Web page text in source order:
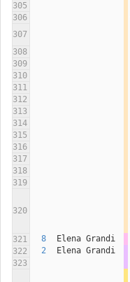
305
306
307
308
309
310
311
312
313
314
315
316
317
318
319
320
321
8
Elena Grandi
322
2 Elena Grandi
323